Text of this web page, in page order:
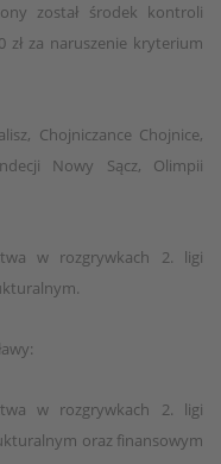
został środek kontroli
zł za naruszenie kryterium
Chojniczance Chojnice,
Nowy Sącz, Olimpii
w rozgrywkach 2. ligi
w rozgrywkach 2. ligi
oraz finansowym